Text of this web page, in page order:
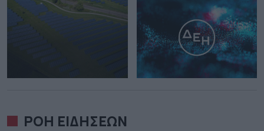
ΡΟΗ ΕΙΔΗΣΕΩΝ